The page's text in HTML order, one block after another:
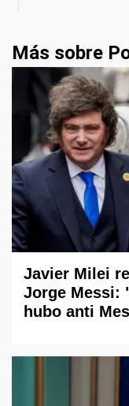
Más sobre
Javier Milei
Jorge Messi:
hubo anti